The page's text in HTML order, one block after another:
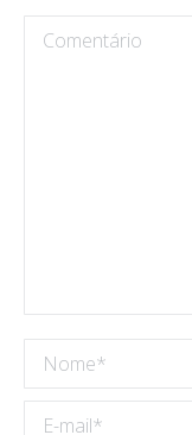
Comentário
Nome *
E-mail *